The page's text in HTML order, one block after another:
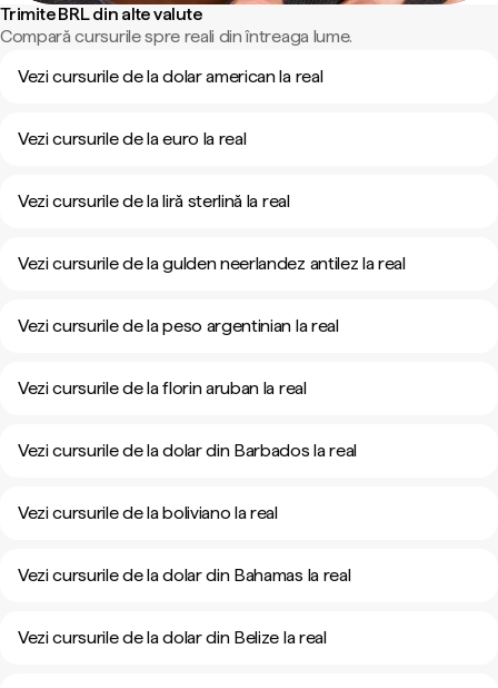
Trimite BRL din alte valute
Compară cursurile spre reali din întreaga lume.
Vezi cursurile de la dolar american la real
Vezi cursurile de la euro la real
Vezi cursurile de la liră sterlină la real
Vezi cursurile de la gulden neerlandez antilez la real
Vezi cursurile de la peso argentinian la real
Vezi cursurile de la florin aruban la real
Vezi cursurile de la dolar din Barbados la real
Vezi cursurile de la boliviano la real
Vezi cursurile de la dolar din Bahamas la real
Vezi cursurile de la dolar din Belize la real